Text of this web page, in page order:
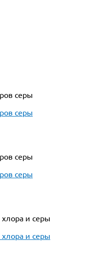
серы
серы
серы
серы
и серы
и серы